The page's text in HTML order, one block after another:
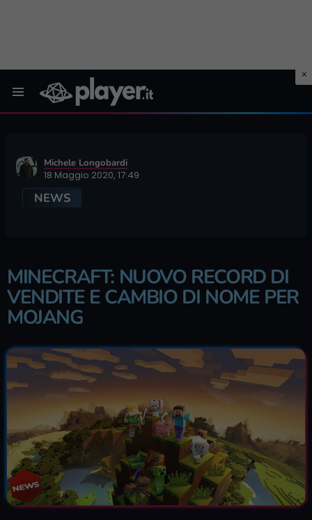
Michele Longobardi
18 Maggio 2020, 17:49
NEWS
MINECRAFT: NUOVO RECORD DI
VENDITE E CAMBIO DI NOME PER
MOJANG